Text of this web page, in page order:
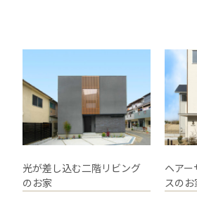
光が差し込む二階リビング
のお家
ヘア
スのお